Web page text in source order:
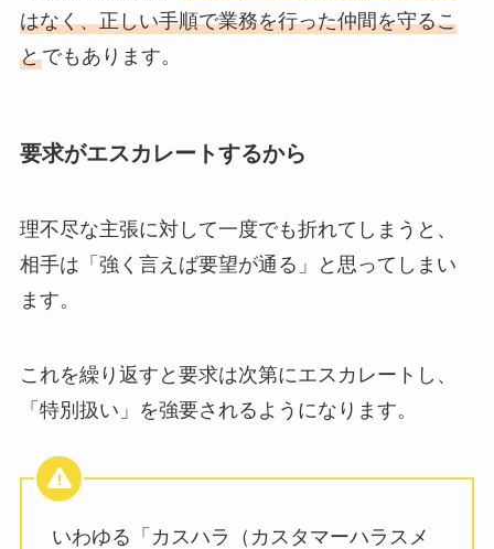
はなく、正しい手順で業務を行った仲間を守るこ
とでもあります。
要求がエスカレートするから
理不尽な主張に対して一度でも折れてしまうと、
相手は「強く言えば要望が通る」と思ってしまい
ます。
これを繰り返すと要求は次第にエスカレートし、
「特別扱い」を強要されるようになります。
いわゆる「カスハラ（カスタマーハラスメ